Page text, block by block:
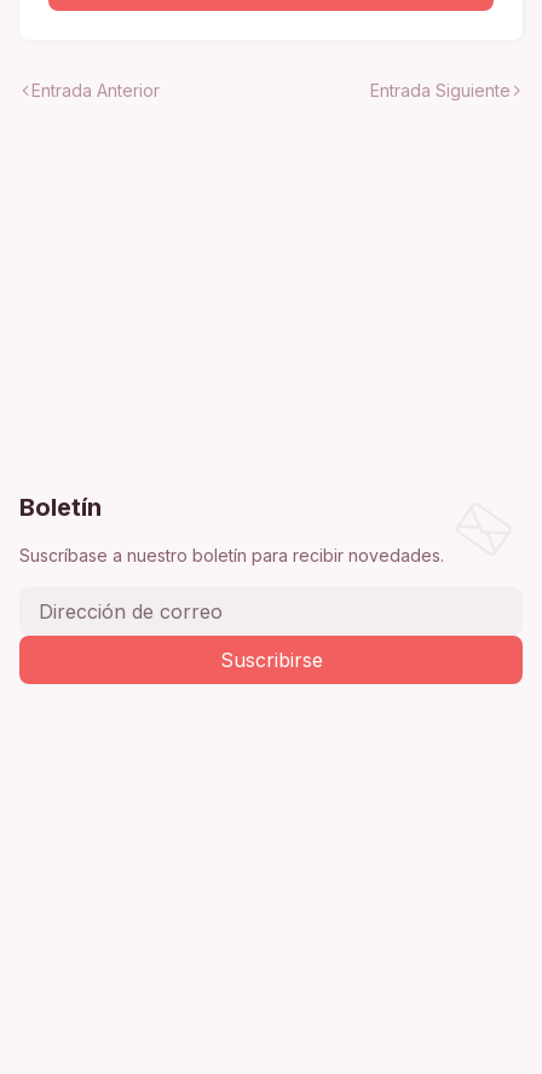
Entrada Anterior Entrada Siguiente
Boletín
Suscríbase a nuestro boletín para recibir novedades.